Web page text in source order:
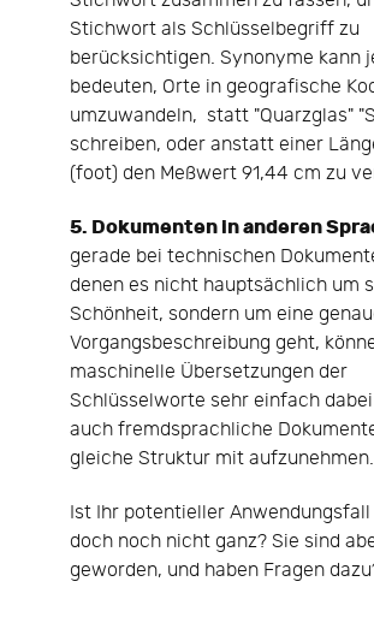
Stichwort als Schlüsselbegriff zu
berücksichtigen. Synonyme kann
bedeuten, Orte in geografische
umzuwandeln, statt "Quarzglas"
schreiben, oder anstatt einer
(foot) den Meßwert 91,44 cm zu
5. Dokumenten in anderen
gerade bei technischen
denen es nicht hauptsächlich um
Schönheit, sondern um eine
Vorgangsbeschreibung geht,
maschinelle Übersetzungen der
Schlüsselworte sehr einfach
auch fremdsprachliche
gleiche Struktur mit aufzunehmen.
Ist Ihr potentieller Anwendungsfall
doch noch nicht ganz? Sie sind
geworden, und haben Fragen